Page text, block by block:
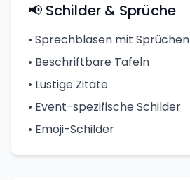
📢 Schilder & Sprüche
• Sprechblasen mit Sprüchen
• Beschriftbare Tafeln
• Lustige Zitate
• Event-spezifische Schilder
• Emoji-Schilder